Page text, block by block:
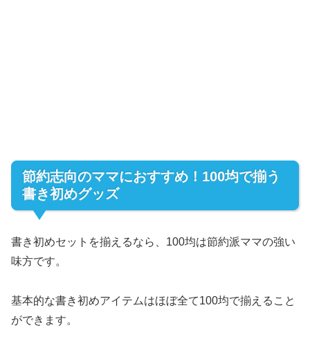
節約志向のママにおすすめ！100均で揃う
書き初めグッズ
書き初めセットを揃えるなら、100均は節約派ママの強い
味方です。
基本的な書き初めアイテムはほぼ全て100均で揃えること
ができます。